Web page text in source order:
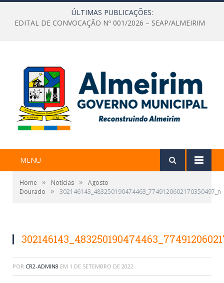
ÚLTIMAS PUBLICAÇÕES:
EDITAL DE CONVOCAÇÃO Nº 001/2026 – SEAP/ALMEIRIM
MENU
Home » Notícias »
Agosto
Dourado
» 302146143_483250190474463_7749120602170350497_n
POR CR2-ADMIN8 EM 1 DE SETEMBRO DE 2022